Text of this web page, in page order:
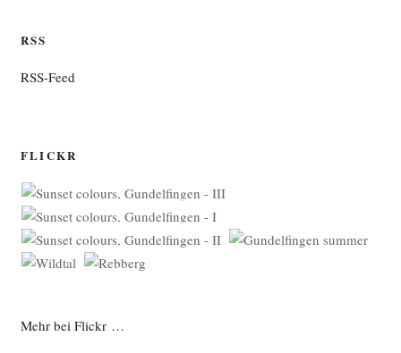
RSS
RSS-Feed
FLICKR
Mehr bei Flickr …